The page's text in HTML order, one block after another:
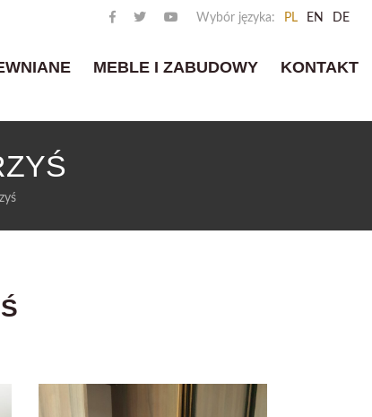
Wybór języka: PL EN DE
MEBLE I ZABUDOWY KONTAKT